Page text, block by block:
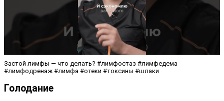
Застой лимфы — что делать? #лимфостаз #лимфедема
#лимфодренаж #лимфа #отеки #токсины #шлаки
Голодание